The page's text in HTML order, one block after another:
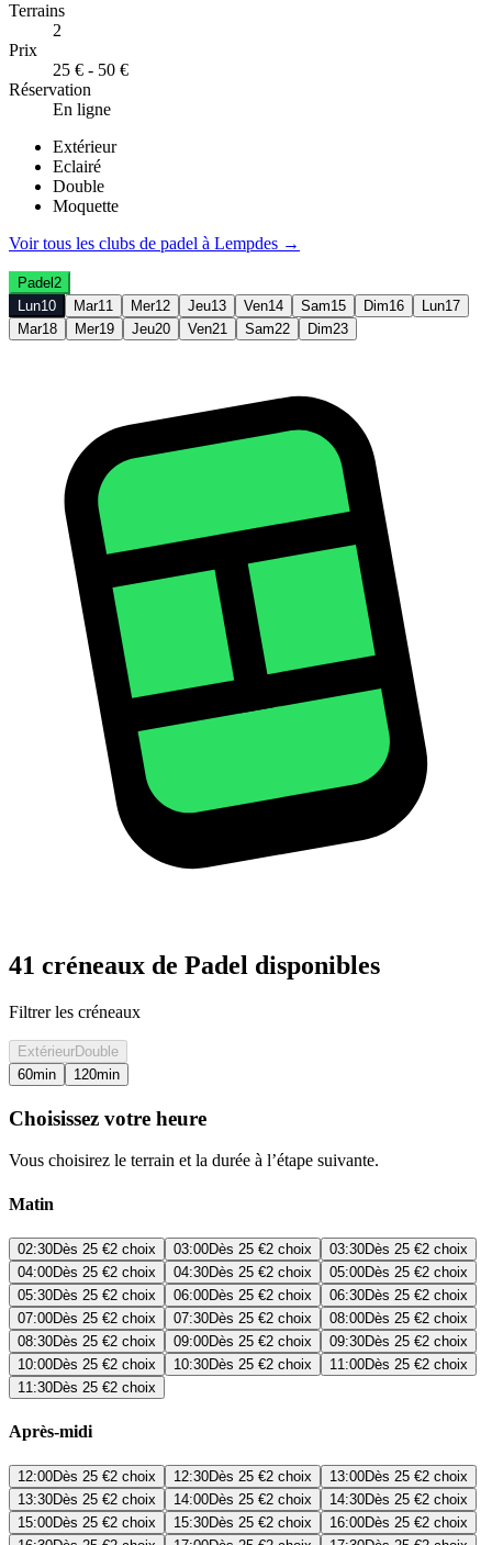
Terrains
2
Prix
25 € - 50 €
Réservation
En ligne
Extérieur
Eclairé
Double
Moquette
Voir tous les clubs de padel à Lempdes →
Padel 2
Lun10 Mar11 Mer12 Jeu13 Ven14 Sam15 Dim16 Lun17
Mar18 Mer19 Jeu20 Ven21 Sam22 Dim23
41 créneaux de Padel disponibles
Filtrer les créneaux
ExtérieurDouble
60min 120min
Choisissez votre heure
Vous choisirez le terrain et la durée à l’étape suivante.
Matin
02:30Dès 25 €2 choix 03:00Dès 25 €2 choix 03:30Dès 25 €2 choix
04:00Dès 25 €2 choix 04:30Dès 25 €2 choix 05:00Dès 25 €2 choix
05:30Dès 25 €2 choix 06:00Dès 25 €2 choix 06:30Dès 25 €2 choix
07:00Dès 25 €2 choix 07:30Dès 25 €2 choix 08:00Dès 25 €2 choix
08:30Dès 25 €2 choix 09:00Dès 25 €2 choix 09:30Dès 25 €2 choix
10:00Dès 25 €2 choix 10:30Dès 25 €2 choix 11:00Dès 25 €2 choix
11:30Dès 25 €2 choix
Après-midi
12:00Dès 25 €2 choix 12:30Dès 25 €2 choix 13:00Dès 25 €2 choix
13:30Dès 25 €2 choix 14:00Dès 25 €2 choix 14:30Dès 25 €2 choix
15:00Dès 25 €2 choix 15:30Dès 25 €2 choix 16:00Dès 25 €2 choix